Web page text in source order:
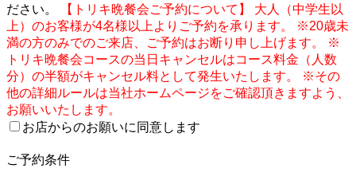
ださい。
【トリキ晩餐会ご予約について】 大人（中学生以
上）のお客様が4名様以上よりご予約を承ります。 ※20歳未
満の方のみでのご来店、ご予約はお断り申し上げます。 ※
トリキ晩餐会コースの当日キャンセルはコース料金（人数
分）の半額がキャンセル料として発生いたします。 ※その
他の詳細ルールは当社ホームページをご確認頂きますよう、
お願いいたします。
お店からのお願いに同意します
ご予約条件